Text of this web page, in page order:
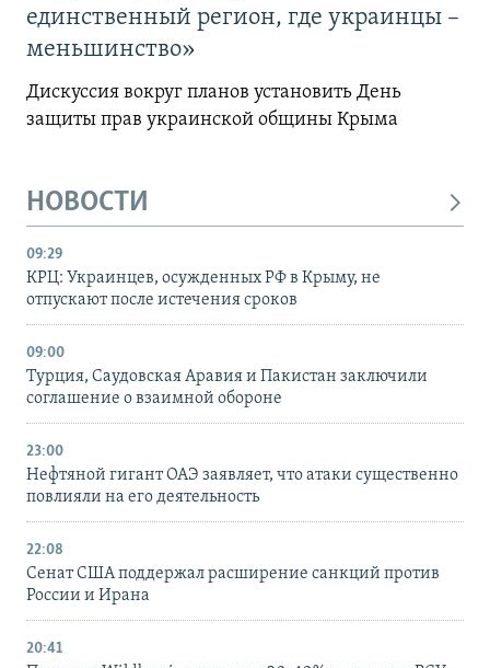
единственный регион, где украинцы –
меньшинство»
Дискуссия вокруг планов установить День
защиты прав украинской общины Крыма
НОВОСТИ
09:29
КРЦ: Украинцев, осужденных РФ в Крыму, не
отпускают после истечения сроков
09:00
Турция, Саудовская Аравия и Пакистан заключили
соглашение о взаимной обороне
23:00
Нефтяной гигант ОАЭ заявляет, что атаки существенно
повлияли на его деятельность
22:08
Сенат США поддержал расширение санкций против
России и Ирана
20:41